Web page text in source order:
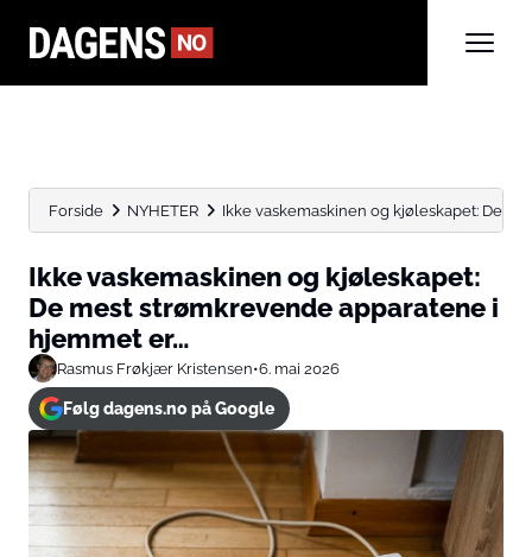
Forside NYHETER Ikke vaskemaskinen og kjøleskapet: De
Ikke vaskemaskinen og kjøleskapet:
De mest strømkrevende apparatene i
hjemmet er…
Rasmus Frøkjær Kristensen•6. mai 2026
Følg dagens.no på Google